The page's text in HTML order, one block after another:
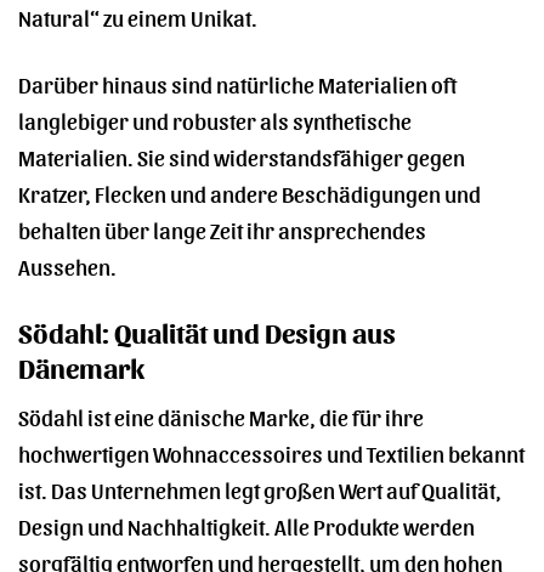
Natural“ zu einem Unikat.
Darüber hinaus sind natürliche Materialien oft
langlebiger und robuster als synthetische
Materialien. Sie sind widerstandsfähiger gegen
Kratzer, Flecken und andere Beschädigungen und
behalten über lange Zeit ihr ansprechendes
Aussehen.
Södahl: Qualität und Design aus
Dänemark
Södahl ist eine dänische Marke, die für ihre
hochwertigen Wohnaccessoires und Textilien bekannt
ist. Das Unternehmen legt großen Wert auf Qualität,
Design und Nachhaltigkeit. Alle Produkte werden
sorgfältig entworfen und hergestellt, um den hohen